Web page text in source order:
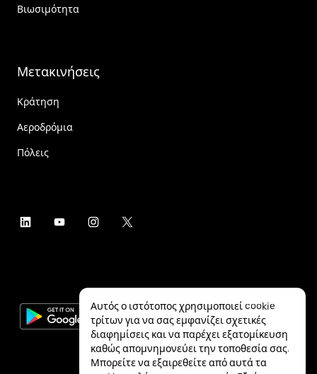
Βιωσιμότητα
Μετακινήσεις
Κράτηση
Αεροδρόμια
Πόλεις
Αυτός ο ιστότοπος χρησιμοποιεί cookie
τρίτων για να σας εμφανίζει σχετικές
διαφημίσεις και να παρέχει εξατομίκευση
καθώς απομνημονεύει την τοποθεσία σας.
Μπορείτε να εξαιρεθείτε από αυτά τα